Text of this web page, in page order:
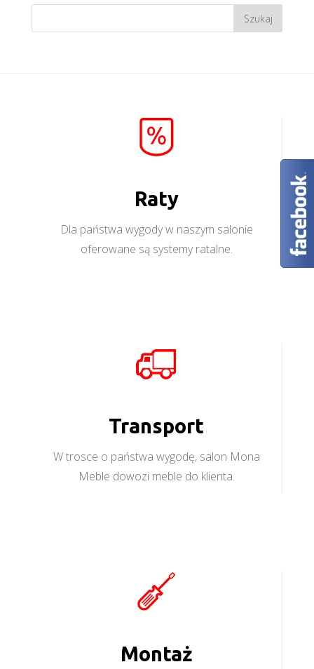
Raty
Dla państwa wygody w naszym salonie
oferowane są systemy ratalne.
Transport
W trosce o państwa wygodę, salon Mona
Meble dowozi meble do klienta.
Montaż